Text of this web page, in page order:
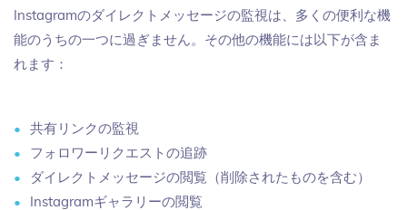
Instagramのダイレクトメッセージの監視は、多くの便利な機
能のうちの一つに過ぎません。その他の機能には以下が含ま
れます：
共有リンクの監視
フォロワーリクエストの追跡
ダイレクトメッセージの閲覧（削除されたものを含む）
Instagramギャラリーの閲覧